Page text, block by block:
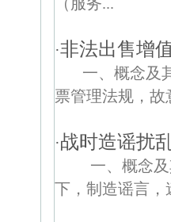
·非法出售增
一、概念及
票管理法规，
·战时造谣扰
一、概念及
下，制造谣言